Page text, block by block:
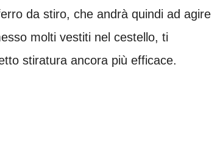
da stiro, che andrà quindi ad agire
molti vestiti nel cestello, ti
stiratura ancora più efficace.